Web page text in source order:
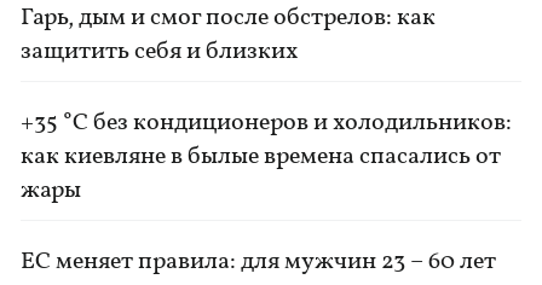
Гарь, дым и смог после обстрелов: как
защитить себя и близких
+35 °C без кондиционеров и холодильников:
как киевляне в былые времена спасались от
жары
ЕС меняет правила: для мужчин 23 – 60 лет